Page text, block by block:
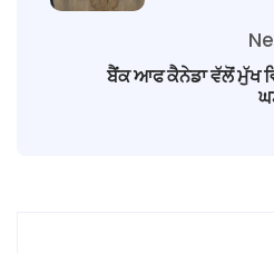
ਬੈਂਕ ਆਫ ਕੈਨੇਡਾ ਵੱਲੋਂ ਮੁੱਖ